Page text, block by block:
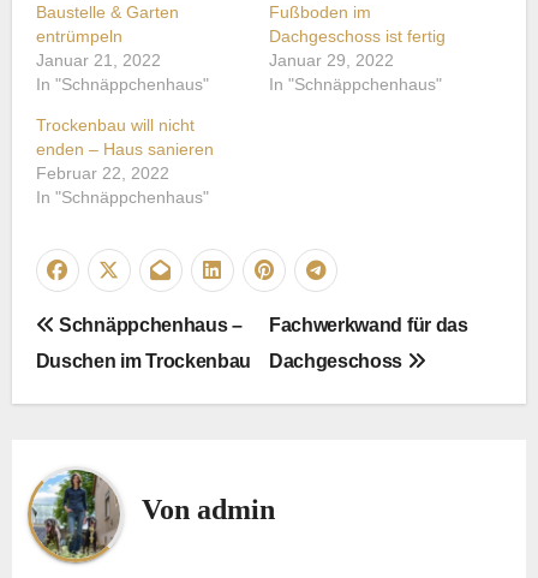
Baustelle & Garten
entrümpeln
Januar 21, 2022
In "Schnäppchenhaus"
Fußboden im
Dachgeschoss ist fertig
Januar 29, 2022
In "Schnäppchenhaus"
Trockenbau will nicht
enden – Haus sanieren
Februar 22, 2022
In "Schnäppchenhaus"
Schnäppchenhaus –
Duschen im Trockenbau
Fachwerkwand für das
Dachgeschoss
Von admin